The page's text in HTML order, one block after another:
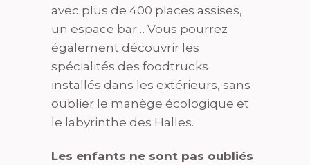
avec plus de 400 places assises,
un espace bar… Vous pourrez
également découvrir les
spécialités des foodtrucks
installés dans les extérieurs, sans
oublier le manège écologique et
le labyrinthe des Halles.
Les enfants ne sont pas oubliés